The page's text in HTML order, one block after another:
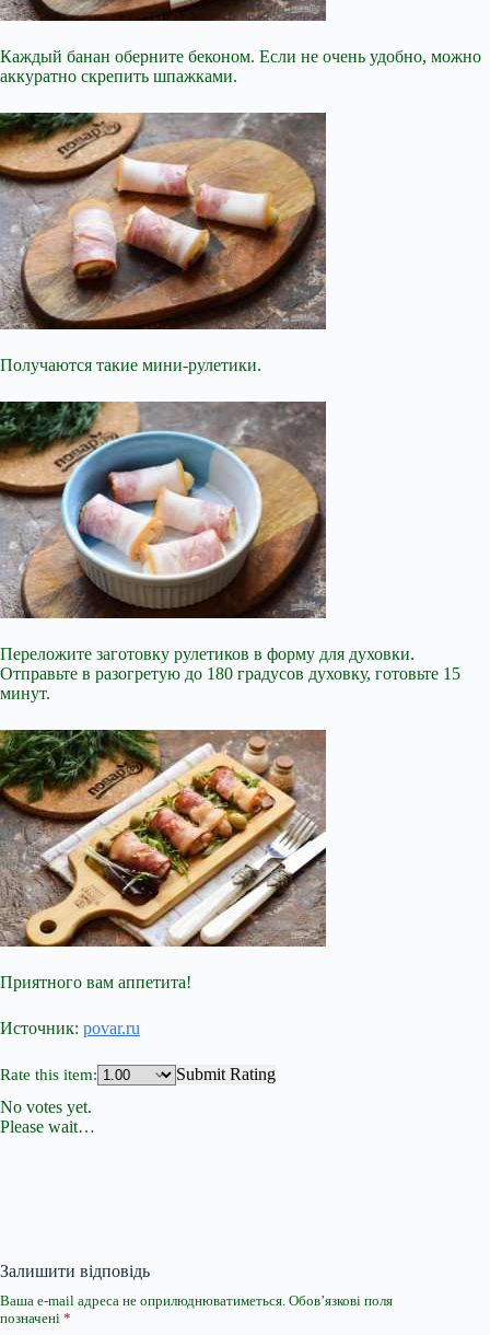
Каждый банан оберните беконом. Если не очень удобно, можно
аккуратно скрепить шпажками.
Получаются такие мини-рулетики.
Переложите заготовку рулетиков в форму для духовки.
Отправьте в разогретую до 180 градусов духовку, готовьте 15
минут.
Приятного вам аппетита!
Источник: povar.ru
Rate this item:
Submit Rating
No votes yet.
Please wait…
Залишити відповідь
Ваша e-mail адреса не оприлюднюватиметься. Обов’язкові поля
позначені *